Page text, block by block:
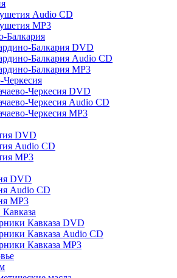
Audio CD
MP3
Балкария
Балкария DVD
Балкария Audio CD
Балкария MP3
Черкесия
Черкесия DVD
Черкесия Audio CD
Черкесия MP3
DVD
Audio CD
MP3
DVD
Audio CD
MP3
Кавказа DVD
Кавказа Audio CD
Кавказа MP3